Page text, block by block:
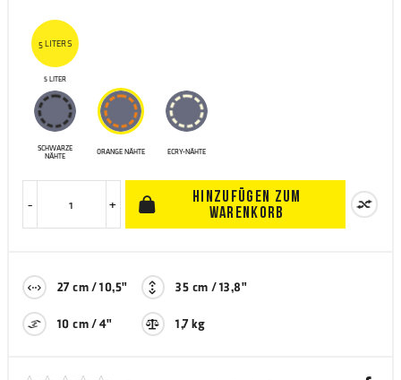
5 LITERS
5 LITER
SCHWARZE
NÄHTE
ORANGE NÄHTE ECRY-NÄHTE
- +
HINZUFÜGEN ZUM
WARENKORB
27 cm / 10,5" 35 cm / 13,8"
10 cm / 4" 1,7 kg